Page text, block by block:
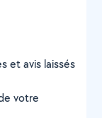
et avis laissés
votre